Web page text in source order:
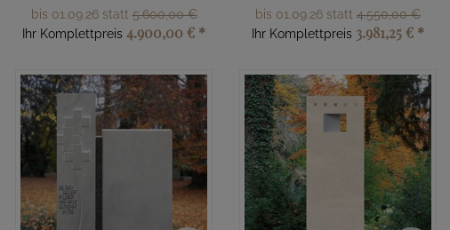
bis 01.09.26 statt5.600,00 €
Ihr Komplettpreis 4.900,00 € *
bis 01.09.26 statt 4.550,00 €
Ihr Komplettpreis 3.981,25 € *